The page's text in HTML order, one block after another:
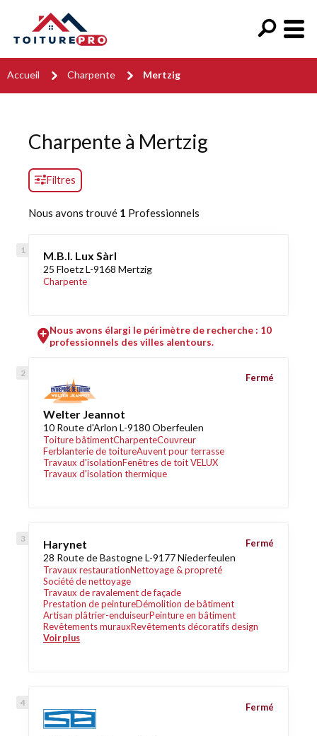
Accueil Charpente Mertzig
Charpente à Mertzig
Filtres
Nous avons trouvé 1 Professionnels
M.B.I. Lux Sàrl
25 Floetz L-9168 Mertzig
Charpente
Nous avons élargi le périmètre de recherche : 10
professionnels des villes alentours.
Welter Jeannot
10 Route d'Arlon L-9180 Oberfeulen
Toiture bâtimentCharpenteCouvreur
Ferblanterie de toitureAuvent pour terrasse
Travaux d'isolationFenêtres de toit VELUX
Travaux d'isolation thermique
Fermé
Harynet
28 Route de Bastogne L-9177 Niederfeulen
Travaux restaurationNettoyage & propreté
Société de nettoyage
Travaux de ravalement de façade
Prestation de peintureDémolition de bâtiment
Artisan plâtrier-enduiseurPeinture en bâtiment
Revêtements murauxRevêtements décoratifs design
Voir plus
Fermé
Fermé